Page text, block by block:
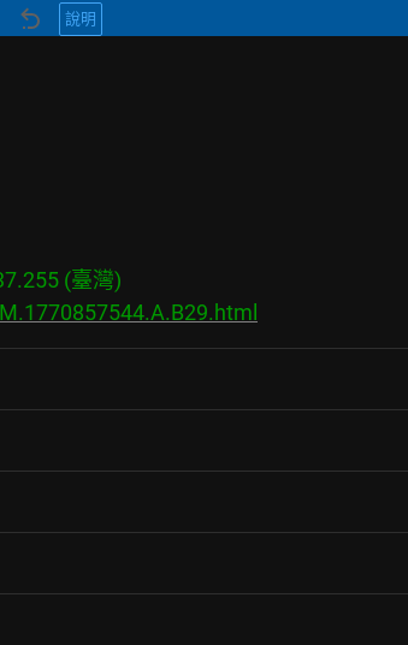
說明
(臺灣)